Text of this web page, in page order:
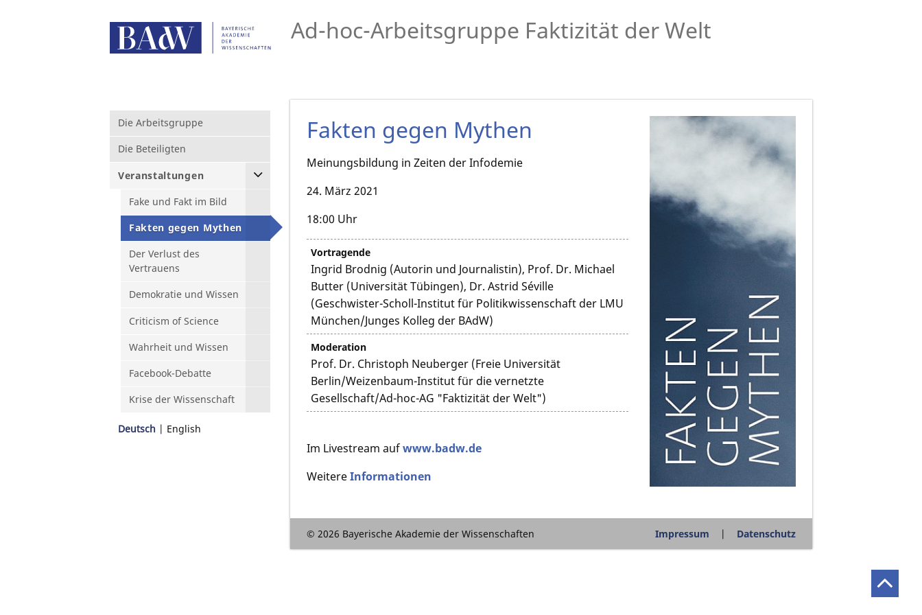
Ad-hoc-Arbeitsgruppe Faktizität der Welt
Die Arbeitsgruppe
Die Beteiligten
Veranstaltungen
Fake und Fakt im Bild
Fakten gegen Mythen
Der Verlust des
Vertrauens
Demokratie und Wissen
Criticism of Science
Wahrheit und Wissen
Facebook-Debatte
Krise der Wissenschaft
Deutsch English
Fakten gegen Mythen
Meinungsbildung in Zeiten der Infodemie
24. März 2021
18:00 Uhr
Vortragende
Ingrid Brodnig (Autorin und Journalistin), Prof. Dr. Michael
Butter (Universität Tübingen), Dr. Astrid Séville
(Geschwister-Scholl-Institut für Politikwissenschaft der LMU
München/Junges Kolleg der BAdW)
Moderation
Prof. Dr. Christoph Neuberger (Freie Universität
Berlin/Weizenbaum-Institut für die vernetzte
Gesellschaft/Ad-hoc-AG "Faktizität der Welt")
Im Livestream aufwww.badw.de
WeitereInformationen
© 2026 Bayerische Akademie der Wissenschaften Impressum Datenschutz